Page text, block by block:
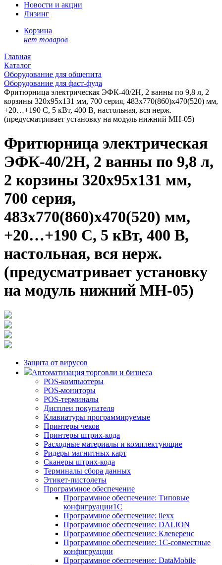
Новости и акции
Лизинг
Корзина
нет товаров
Главная
Каталог
Оборудование для общепита
Оборудование для фаст-фуда
Фритюрница электрическая ЭФК-40/2Н, 2 ванны по 9,8 л, 2
корзины 320х95х131 мм, 700 серия, 483x770(860)x470(520) мм,
+20…+190 С, 5 кВт, 400 В, настольная, вся нерж.
(предусматривает установку на модуль нижний МН-05)
Фритюрница электрическая
ЭФК-40/2Н, 2 ванны по 9,8 л,
2 корзины 320х95х131 мм,
700 серия,
483x770(860)x470(520) мм,
+20…+190 С, 5 кВт, 400 В,
настольная, вся нерж.
(предусматривает установку
на модуль нижний МН-05)
Защита от вирусов
Автоматизация торговли и бизнеса
POS-компьютеры
POS-мониторы
POS-терминалы
Дисплеи покупателя
Клавиатуры программируемые
Принтеры чеков
Принтеры штрих-кода
Расходные материалы и комплектующие
Ридеры магнитных карт
Сканеры штрих-кода
Терминалы сбора данных
Этикет-пистолеты
Программное обеспечение
Программное обеспечение: Типовые
конфигруации1С
Программное обеспечение: ilexx
Программное обеспечение: DALION
Программное обеспечение: Клеверенс
Программное обеспечение: 1С-совместные
конфигруации
Программное обеспечение: DataMobile